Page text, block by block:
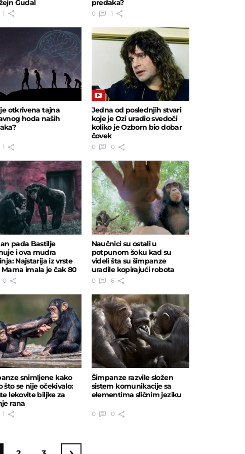
Gudal
1
predaka?
0 1
otkrivena tajna
hoda naših
1
Jedna od poslednjih stvari
koje je Ozi uradio svedoči
koliko je Ozborn bio dobar
čovek
0 0
pada Bastilje
i ova mudra
Najstarija iz vrste
Mama imala je čak 80
0
Naučnici su ostali u
potpunom šoku kad su
videli šta su šimpanze
uradile kopirajući robota
kojeg su gledale
0 6
snimljene kako
što se nije očekivalo:
lekovite biljke za
rana
1
Šimpanze razvile složen
sistem komunikacije sa
elementima sličnim jeziku
0 0